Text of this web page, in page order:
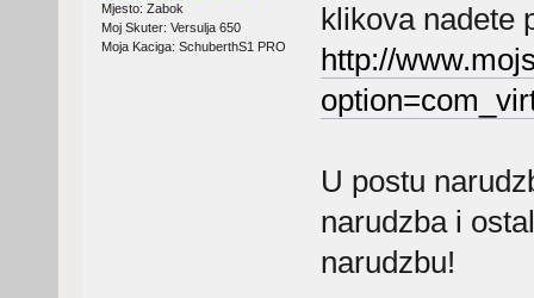
Mjesto: Zabok
Moj Skuter: Versulja 650
Moja Kaciga: SchuberthS1 PRO
klikova
http://
U postu
narudzba i
narudzbu!